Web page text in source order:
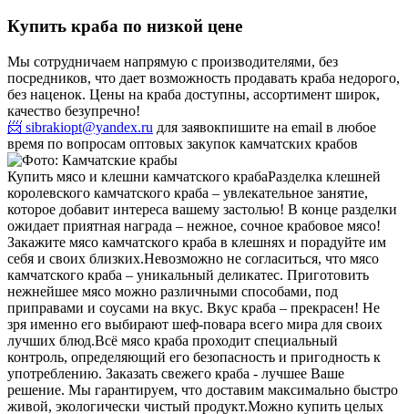
Купить краба по низкой цене
Мы сотрудничаем напрямую с производителями, без
посредников, что дает возможность продавать краба недорого,
без наценок. Цены на краба доступны, ассортимент широк,
качество безупречно!
📨 sibrakiopt@yandex.ru для заявокпишите на email в любое
время по вопросам оптовых закупок камчатских крабов
Купить мясо и клешни камчатского крабаРазделка клешней
королевского камчатского краба – увлекательное занятие,
которое добавит интереса вашему застолью! В конце разделки
ожидает приятная награда – нежное, сочное крабовое мясо!
Закажите мясо камчатского краба в клешнях и порадуйте им
себя и своих близких.Невозможно не согласиться, что мясо
камчатского краба – уникальный деликатес. Приготовить
нежнейшее мясо можно различными способами, под
приправами и соусами на вкус. Вкус краба – прекрасен! Не
зря именно его выбирают шеф-повара всего мира для своих
лучших блюд.Всё мясо краба проходит специальный
контроль, определяющий его безопасность и пригодность к
употреблению. Заказать свежего краба - лучшее Ваше
решение. Мы гарантируем, что доставим максимально быстро
живой, экологически чистый продукт.Можно купить целых